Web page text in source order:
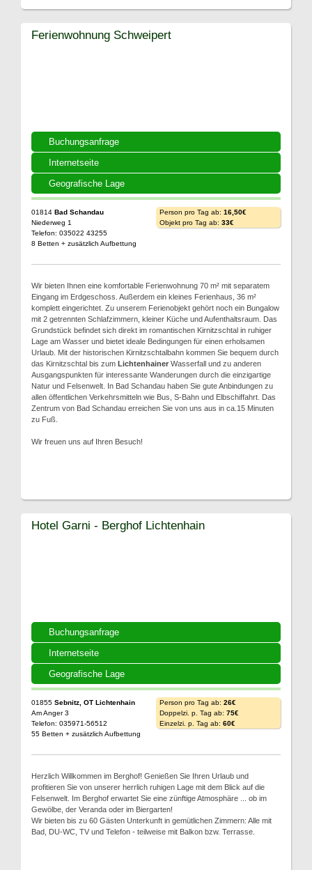
Buchungsanfrage
Internetseite
Geografische Lage
Ferienwohnung Schweipert
01814 Bad Schandau
Niederweg 1
Telefon: 035022 43255
8 Betten + zusätzlich Aufbettung
Person pro Tag ab: 16,50€
Objekt pro Tag ab: 33€
Wir bieten Ihnen eine komfortable Ferienwohnung 70 m² mit separatem
Eingang im Erdgeschoss. Außerdem ein kleines Ferienhaus, 36 m²
komplett eingerichtet. Zu unserem Ferienobjekt gehört noch ein Bungalow
mit 2 getrennten Schlafzimmern, kleiner Küche und Aufenthaltsraum. Das
Grundstück befindet sich direkt im romantischen Kirnitzschtal in ruhiger
Lage am Wasser und bietet ideale Bedingungen für einen erholsamen
Urlaub. Mit der historischen Kirnitzschtalbahn kommen Sie bequem durch
das Kirnitzschtal bis zum Lichtenhainer Wasserfall und zu anderen
Ausgangspunkten für interessante Wanderungen durch die einzigartige
Natur und Felsenwelt. In Bad Schandau haben Sie gute Anbindungen zu
allen öffentlichen Verkehrsmitteln wie Bus, S-Bahn und Elbschiffahrt. Das
Zentrum von Bad Schandau erreichen Sie von uns aus in ca.15 Minuten
zu Fuß.
Wir freuen uns auf Ihren Besuch!
Buchungsanfrage
Internetseite
Geografische Lage
Hotel Garni - Berghof Lichtenhain
01855 Sebnitz, OT Lichtenhain
Am Anger 3
Telefon: 035971-56512
55 Betten + zusätzlich Aufbettung
Person pro Tag ab: 26€
Doppelzi. p. Tag ab: 75€
Einzelzi. p. Tag ab: 60€
Herzlich Willkommen im Berghof! Genießen Sie Ihren Urlaub und
profitieren Sie von unserer herrlich ruhigen Lage mit dem Blick auf die
Felsenwelt. Im Berghof erwartet Sie eine zünftige Atmosphäre ... ob im
Gewölbe, der Veranda oder im Biergarten!
Wir bieten bis zu 60 Gästen Unterkunft in gemütlichen Zimmern: Alle mit
Bad, DU-WC, TV und Telefon - teilweise mit Balkon bzw. Terrasse.